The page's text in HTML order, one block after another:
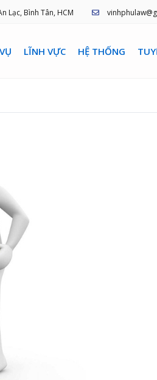
Lạc, Bình Tân, HCM
LĨNH VỰC HỆ THỐNG